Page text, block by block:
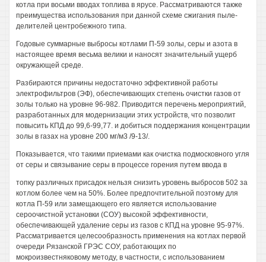
котла при восьми вводах топлива в ярусе. Рассматриваются также
преимущества использования при данной схеме сжигания пыле-
делителей центробежного типа.
Годовые суммарные выбросы котлами П-59 золы, серы и азота в
настоящее время весьма велики и наносят значительный ущерб
окружающей среде.
Разбираются причины недостаточно эффективной работы
электрофильтров (ЭФ), обеспечивающих степень очистки газов от
золы только на уровне 96-982. Приводится перечень мероприятий,
разработанных для модернизации этих устройств, что позволит
повысить КПД до 99,6-99,77. и добиться поддержания концентрации
золы в газах на уровне 200 мг/м3 /9-13/.
Показывается, что такими приемами как очистка подмосковного угля
от серы и связывание серы в процессе горения путем ввода в
топку различных присадок нельзя снизить уровень выбросов 502 за
котлом более чем на 50%. Более предпочтительной поэтому для
котла П-59 или замещающего его является использование
сероочистной установки (СОУ) высокой эффективности,
обеспечивающей удаление серы из газов с КПД на уровне 95-97%.
Рассматривается целесообразность применения на котлах первой
очереди Рязанской ГРЭС СОУ, работающих по
мокроизвестняковому методу, в частности, с использованием